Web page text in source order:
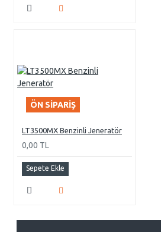
ÖN SIPARIŞ
LT3500MX Benzinli Jeneratör
0,00 TL
Sepete Ekle